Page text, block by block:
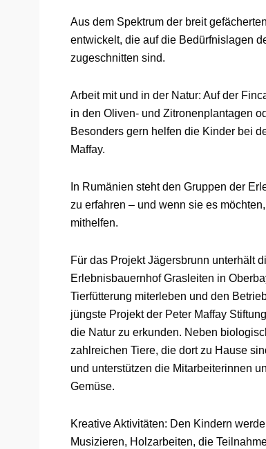
Aus dem Spektrum der breit
entwickelt, die auf die Bedürfnislagen
zugeschnitten sind.
Arbeit mit und in der Natur: Auf der
in den Oliven- und Zitronenplantagen
Besonders gern helfen die Kinder bei
Maffay.
In Rumänien steht den Gruppen der
zu erfahren – und wenn sie es
mithelfen.
Für das Projekt Jägersbrunn unterhält
Erlebnisbauernhof Grasleiten in
Tierfütterung miterleben und den
jüngste Projekt der Peter Maffay
die Natur zu erkunden. Neben
zahlreichen Tiere, die dort zu Hause
und unterstützen die Mitarbeiterinnen
Gemüse.
Kreative Aktivitäten: Den Kindern
Musizieren, Holzarbeiten, die